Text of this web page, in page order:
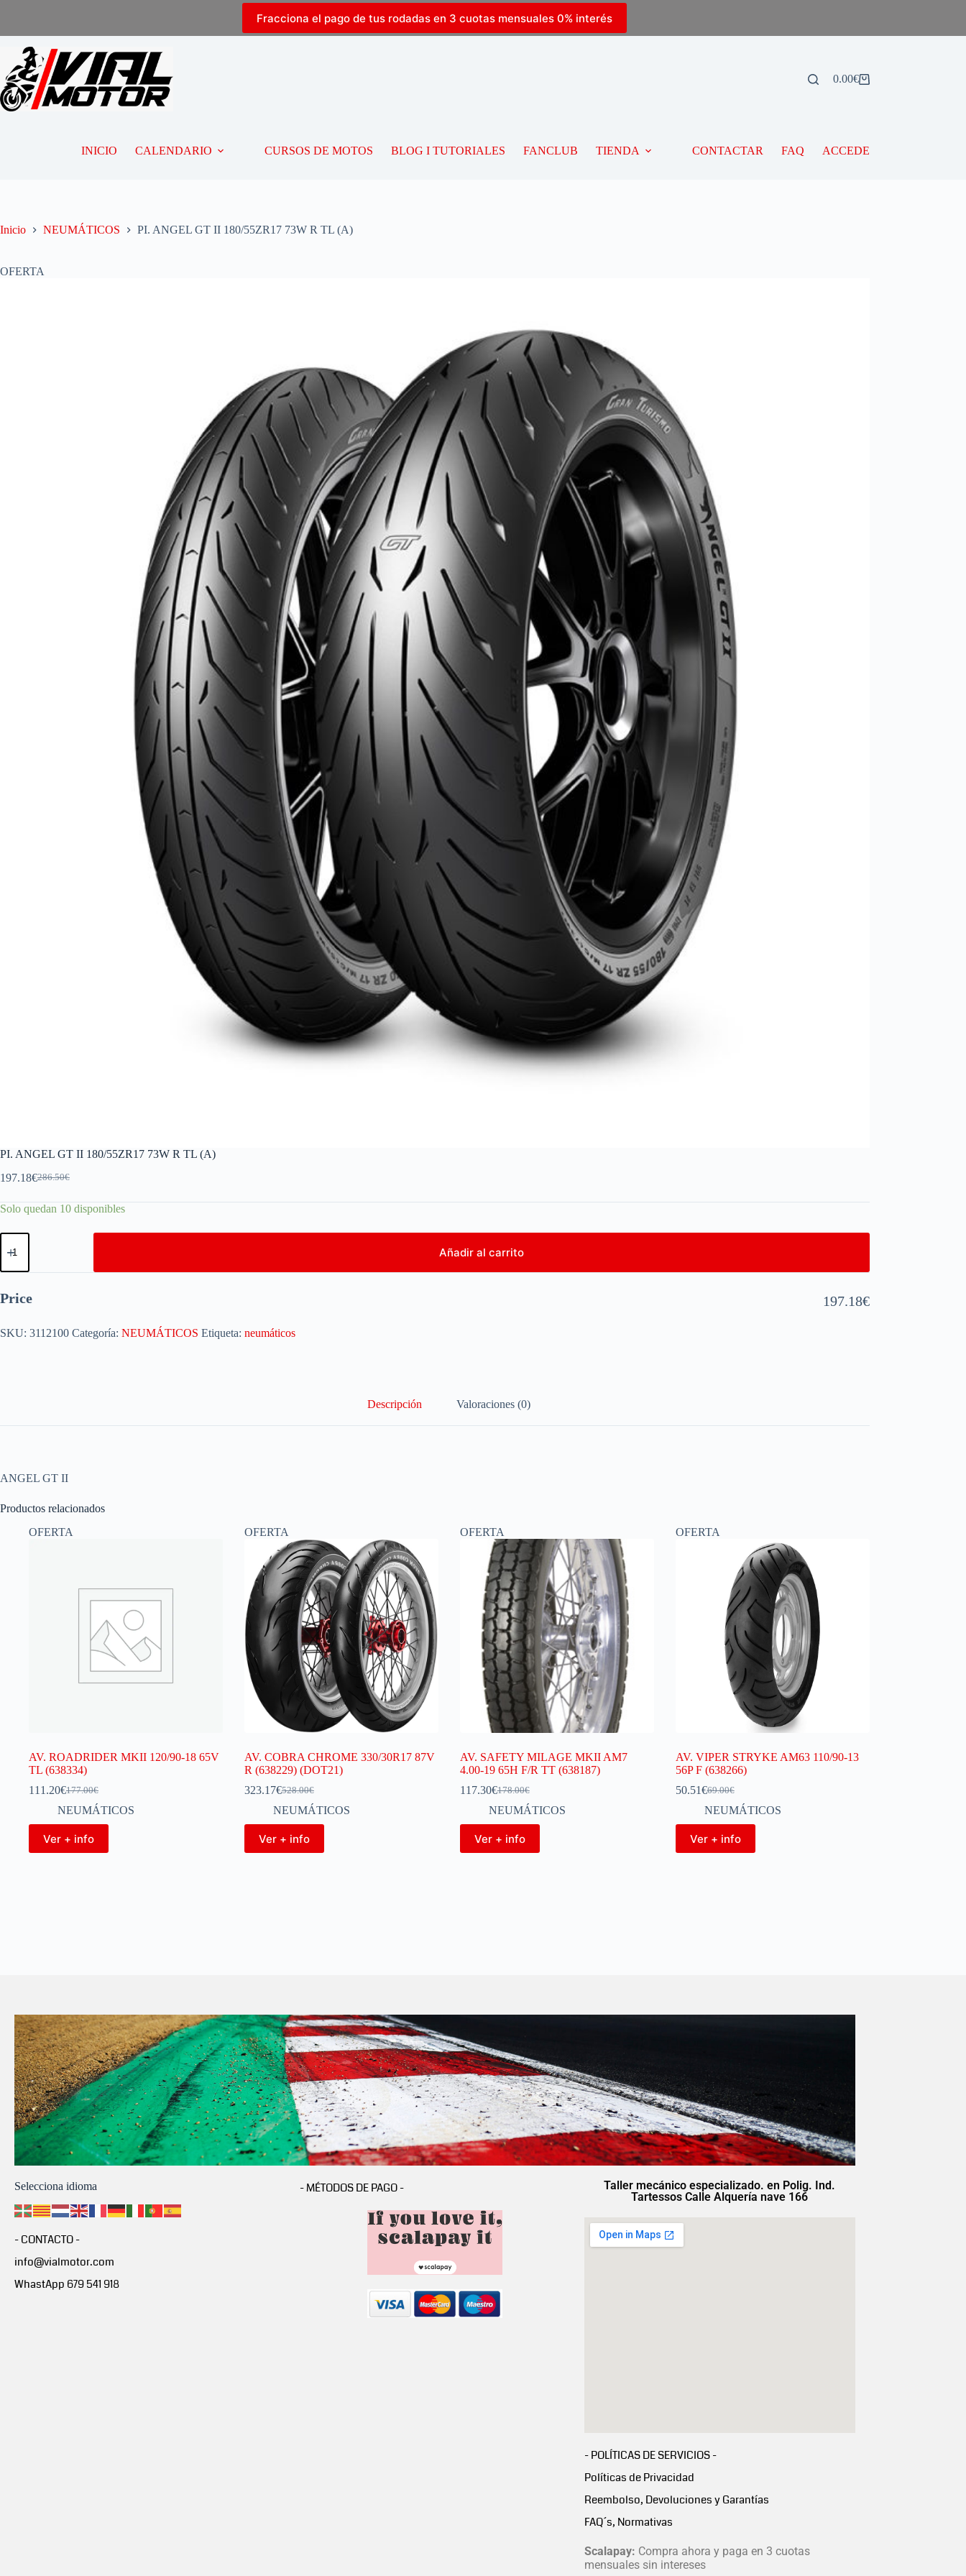
Fracciona el pago de tus rodadas en 3 cuotas mensuales 0% interés
0.00€
INICIO CALENDARIO CURSOS DE MOTOS BLOG I TUTORIALES FANCLUB TIENDA CONTACTAR FAQ ACCEDE
Inicio NEUMÁTICOS PI. ANGEL GT II 180/55ZR17 73W R TL (A)
OFERTA
PI. ANGEL GT II 180/55ZR17 73W R TL (A)
286.50€
197.18€
Solo quedan 10 disponibles
Añadir al carrito
Price 197.18€
SKU: 3112100 Categoría: NEUMÁTICOS Etiqueta: neumáticos
Descripción Valoraciones (0)
ANGEL GT II
Productos relacionados
OFERTA
AV. ROADRIDER MKII 120/90-18 65V
TL (638334)
177.00€
111.20€
NEUMÁTICOS
Ver + info
OFERTA
AV. COBRA CHROME 330/30R17 87V
R (638229) (DOT21)
528.00€
323.17€
NEUMÁTICOS
Ver + info
OFERTA
AV. SAFETY MILAGE MKII AM7
4.00-19 65H F/R TT (638187)
178.00€
117.30€
NEUMÁTICOS
Ver + info
OFERTA
AV. VIPER STRYKE AM63 110/90-13
56P F (638266)
69.00€
50.51€
NEUMÁTICOS
Ver + info
Selecciona idioma
- CONTACTO -
info@vialmotor.com
WhastApp 679 541 918
- MÉTODOS DE PAGO -
Taller mecánico especializado. en Polig. Ind.
Tartessos Calle Alquería nave 166
- POLÍTICAS DE SERVICIOS -
Políticas de Privacidad
Reembolso, Devoluciones y Garantías
FAQ´s, Normativas
Scalapay: Compra ahora y paga en 3 cuotas
mensuales sin intereses